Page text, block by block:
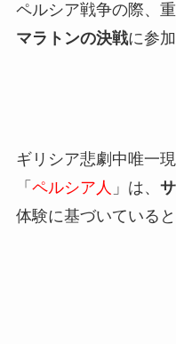
ペルシア戦争の際、
マラトンの決戦に参加
ギリシア悲劇中唯一
「 ペルシア人 」は、
体験に基づいている